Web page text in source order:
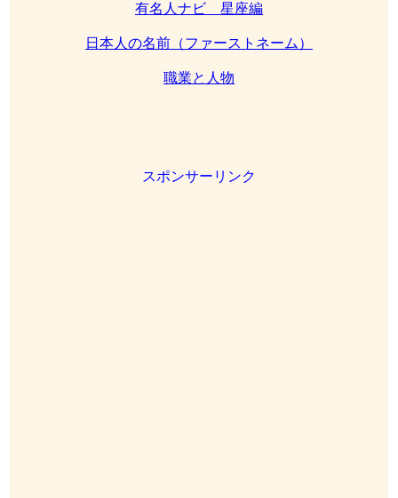
有名人ナビ 星座編
日本人の名前（ファーストネーム）
職業と人物
スポンサーリンク